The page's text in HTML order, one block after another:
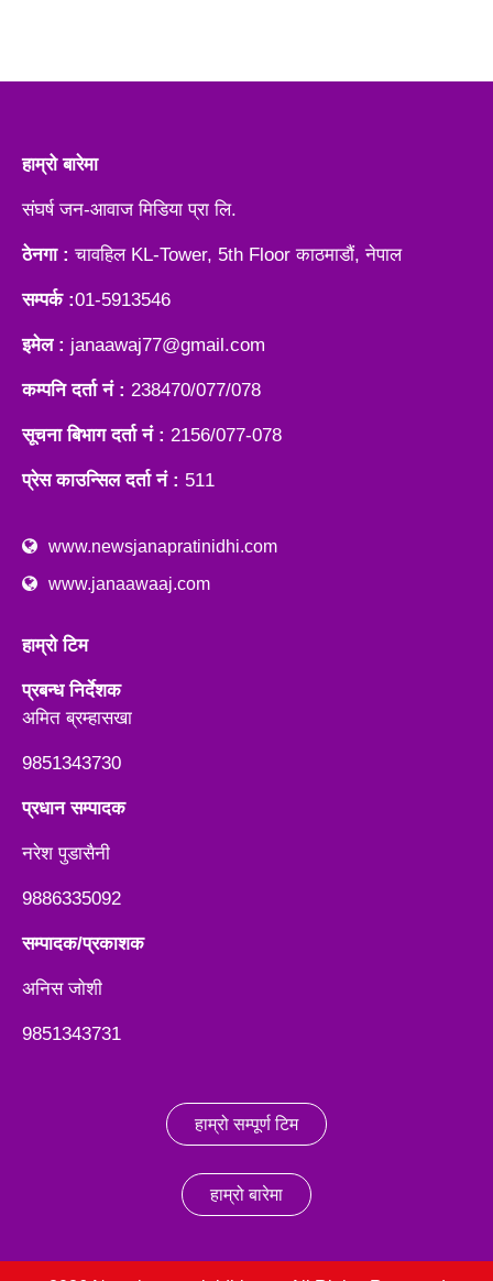
हाम्रो बारेमा
संघर्ष जन-आवाज मिडिया प्रा लि.
ठेनगा : चावहिल KL-Tower, 5th Floor काठमाडौं, नेपाल
सम्पर्क :01-5913546
इमेल : janaawaj77@gmail.com
कम्पनि दर्ता नं : 238470/077/078
सूचना बिभाग दर्ता नं : 2156/077-078
प्रेस काउन्सिल दर्ता नं : 511
www.newsjanapratinidhi.com
www.janaawaaj.com
हाम्रो टिम
प्रबन्ध निर्देशक
अमित ब्रम्हासखा
9851343730
प्रधान सम्पादक
नरेश पुडासैनी
9886335092
सम्पादक/प्रकाशक
अनिस जाेशी
9851343731
हाम्रो सम्पूर्ण टिम
हाम्रो बारेमा